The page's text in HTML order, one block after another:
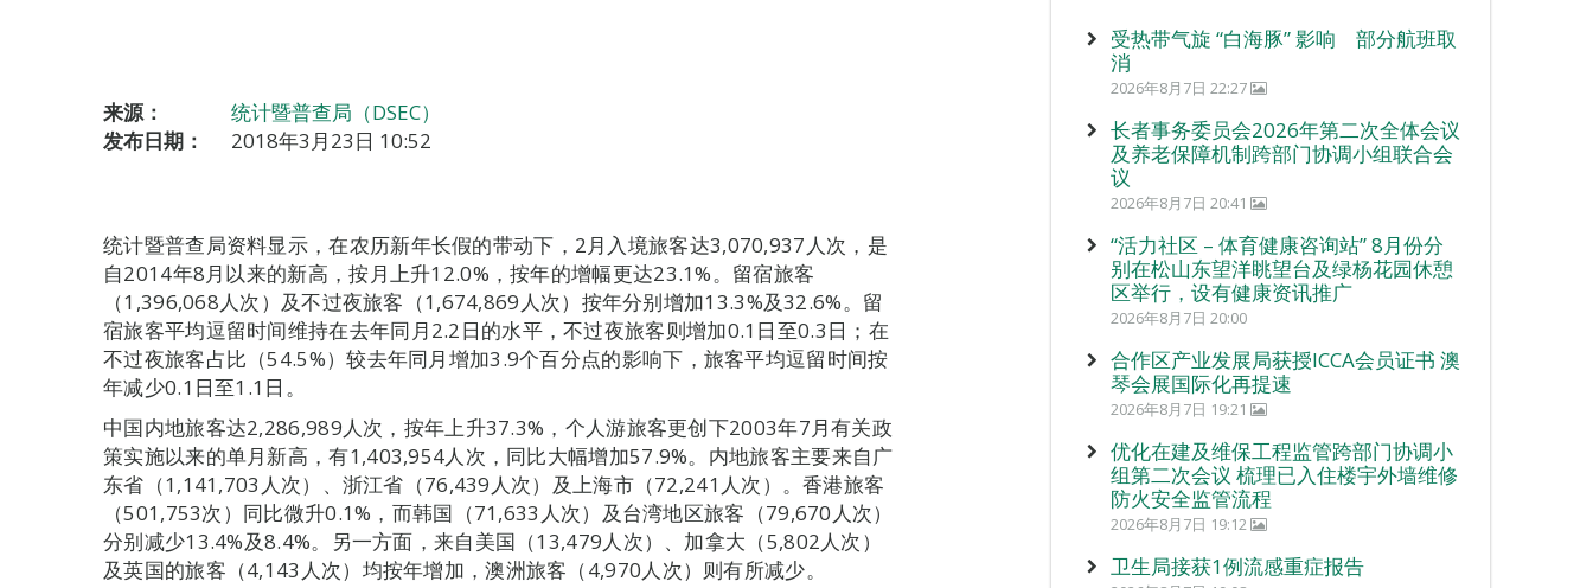
来源：
统计暨普查局（DSEC）
发布日期：
2018年3月23日 10:52
统计暨普查局资料显示，在农历新年长假的带动下，2月入境旅客达3,070,937人次，是
自2014年8月以来的新高，按月上升12.0%，按年的增幅更达23.1%。留宿旅客
（1,396,068人次）及不过夜旅客（1,674,869人次）按年分别增加13.3%及32.6%。留
宿旅客平均逗留时间维持在去年同月2.2日的水平，不过夜旅客则增加0.1日至0.3日；在
不过夜旅客占比（54.5%）较去年同月增加3.9个百分点的影响下，旅客平均逗留时间按
年减少0.1日至1.1日。
中国内地旅客达2,286,989人次，按年上升37.3%，个人游旅客更创下2003年7月有关政
策实施以来的单月新高，有1,403,954人次，同比大幅增加57.9%。内地旅客主要来自广
东省（1,141,703人次）、浙江省（76,439人次）及上海市（72,241人次）。香港旅客
（501,753次）同比微升0.1%，而韩国（71,633人次）及台湾地区旅客（79,670人次）
分别减少13.4%及8.4%。另一方面，来自美国（13,479人次）、加拿大（5,802人次）
及英国的旅客（4,143人次）均按年增加，澳洲旅客（4,970人次）则有所减少。
受热带气旋 “白海豚” 影响 部分航班取
消
2026年8月7日 22:27
长者事务委员会2026年第二次全体会议
及养老保障机制跨部门协调小组联合会
议
2026年8月7日 20:41
“活力社区 – 体育健康咨询站” 8月份分
别在松山东望洋眺望台及绿杨花园休憩
区举行，设有健康资讯推广
2026年8月7日 20:00
合作区产业发展局获授ICCA会员证书 澳
琴会展国际化再提速
2026年8月7日 19:21
优化在建及维保工程监管跨部门协调小
组第二次会议 梳理已入住楼宇外墙维修
防火安全监管流程
2026年8月7日 19:12
卫生局接获1例流感重症报告